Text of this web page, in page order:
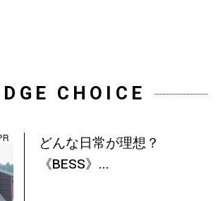
CHOICE
どんな日常が理想？
《BESS》...